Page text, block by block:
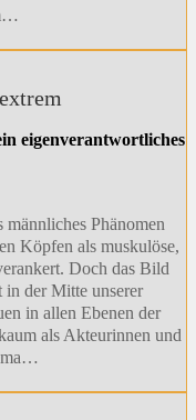
eigenverantwortliches
Phänomen
Köpfen als muskulöse,
Doch das Bild
in der Mitte unserer
in allen Ebenen der
als Akteurinnen und